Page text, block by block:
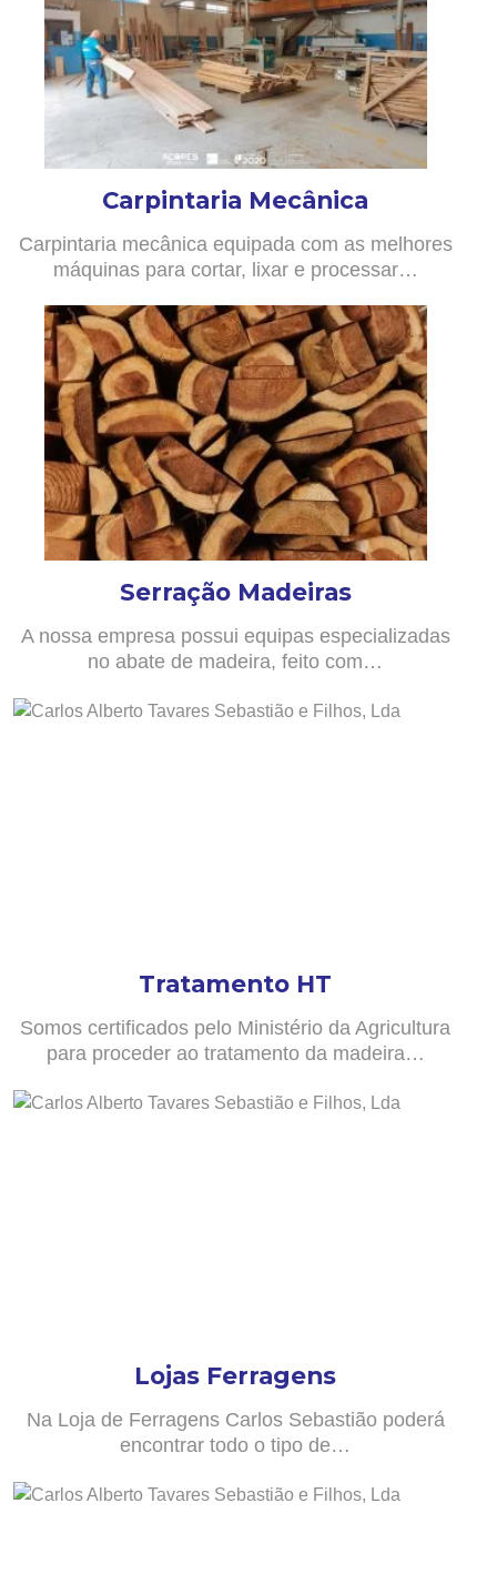
Carpintaria Mecânica
Carpintaria mecânica equipada com as melhores
máquinas para cortar, lixar e processar…
Serração Madeiras
A nossa empresa possui equipas especializadas
no abate de madeira, feito com…
Tratamento HT
Somos certificados pelo Ministério da Agricultura
para proceder ao tratamento da madeira…
Lojas Ferragens
Na Loja de Ferragens Carlos Sebastião poderá
encontrar todo o tipo de…